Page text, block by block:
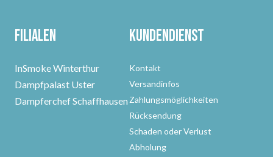
Filialen
InSmoke Winterthur
Dampfpalast Uster
Dampferchef Schaffhausen
Kundendienst
Kontakt
Versandinfos
Zahlungsmöglichkeiten
Rücksendung
Schaden oder Verlust
Abholung